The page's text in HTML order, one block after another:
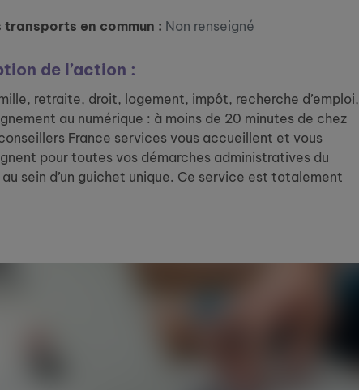
en commun : Non renseigné
de l’action :
retraite, droit, logement, impôt, recherche d’emploi,
au numérique : à moins de 20 minutes de chez
France services vous accueillent et vous
pour toutes vos démarches administratives du
sein d’un guichet unique. Ce service est totalement